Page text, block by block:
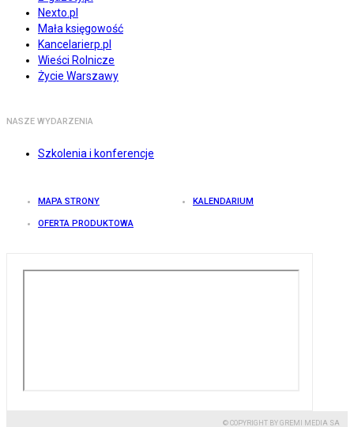
Nexto.pl
Mała księgowość
Kancelarierp.pl
Wieści Rolnicze
Życie Warszawy
NASZE WYDARZENIA
Szkolenia i konferencje
MAPA STRONY KALENDARIUM
OFERTA PRODUKTOWA
© COPYRIGHT BY GREMI MEDIA SA